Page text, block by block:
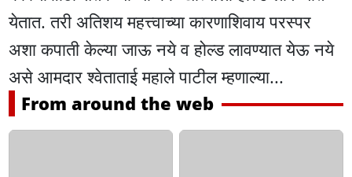
येतात. तरी अतिशय महत्त्वाच्या कारणाशिवाय परस्पर
अशा कपाती केल्या जाऊ नये व होल्ड लावण्यात येऊ नये
असे आमदार श्वेताताई महाले पाटील म्हणाल्या...
From around the web